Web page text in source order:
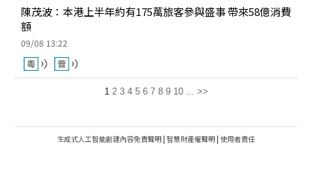
陳茂波：本港上半年約有175萬旅客參與盛事 帶來58億消費
額
09/08 13:22
1 2 3 4 5 6 7 8 9 10 ... >>
生成式人工智能創建內容免責聲明 | 智慧財產權聲明 | 使用者責任